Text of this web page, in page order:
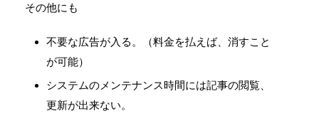
その他にも
不要な広告が入る。（料金を払えば、消すこと
が可能）
システムのメンテナンス時間には記事の閲覧、
更新が出来ない。